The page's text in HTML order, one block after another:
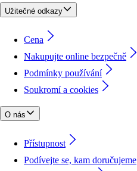
Užitečné odkazy
Cena
Nakupujte online bezpečně
Podmínky používání
Soukromí a cookies
O nás
Přístupnost
Podívejte se, kam doručujeme